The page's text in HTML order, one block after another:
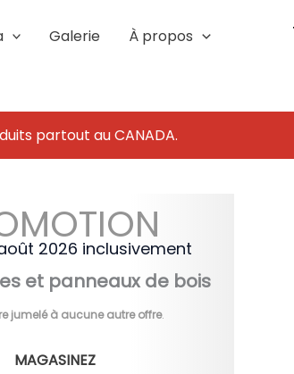
Galerie À propos
partout au CANADA.
2026 inclusivement
et panneaux de bois
jumelé à aucune autre offre.
MAGASINEZ